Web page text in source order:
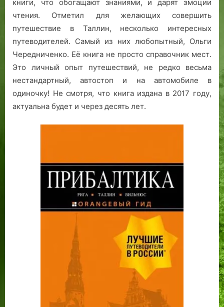
книги, что обогащают знаниями, и дарят эмоции
чтения. Отметил для желающих совершить
путешествие в Таллин, несколько интересных
путеводителей. Самый из них любопытный, Ольги
Чередниченко. Её книга не просто справочник мест.
Это личный опыт путешествий, не редко весьма
нестандартный, автостоп и на автомобиле в
одиночку! Не смотря, что книга издана в 2017 году,
актуальна будет и через десять лет.